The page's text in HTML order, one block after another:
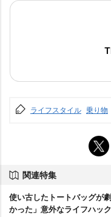
ライフスタイル 乗り物
関連特集
使い古したトートバッグが
かった」意外なライフハッ